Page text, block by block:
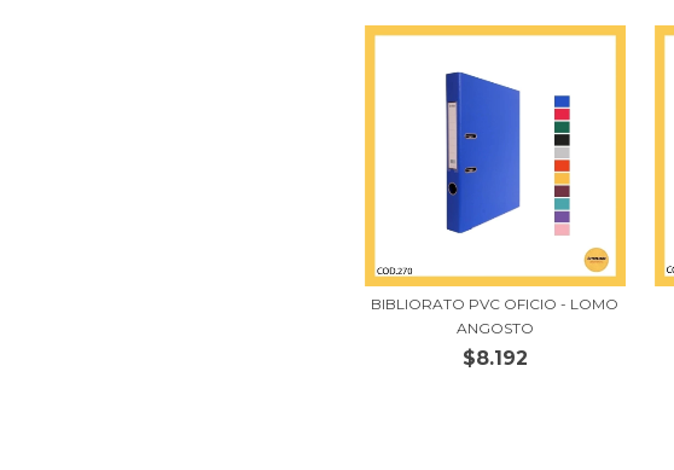
BIBLIORATO PVC OFICIO - LOMO
ANGOSTO
$8.192